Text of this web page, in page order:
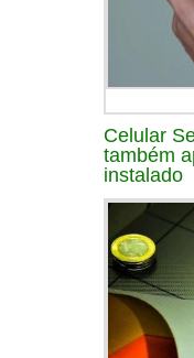
Celular
também
instalado